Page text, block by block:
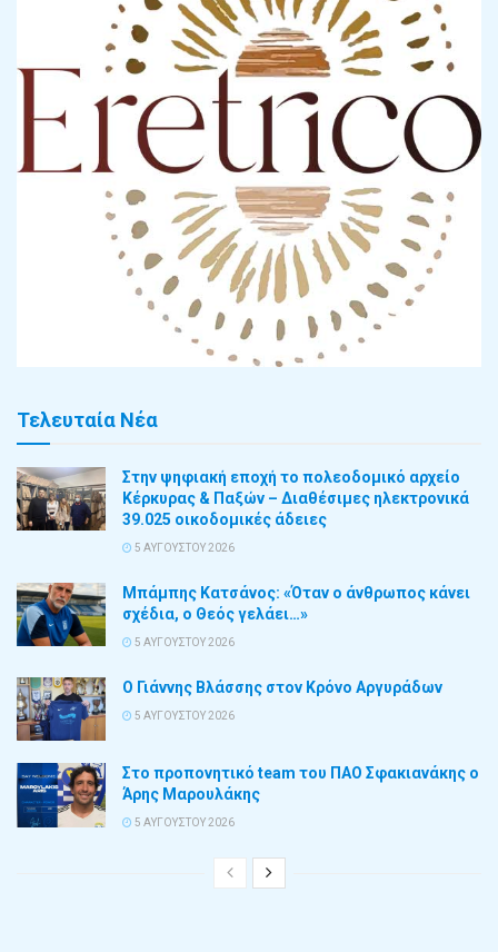
Τελευταία Νέα
Στην ψηφιακή εποχή το πολεοδομικό αρχείο
Κέρκυρας & Παξών – Διαθέσιμες ηλεκτρονικά
39.025 οικοδομικές άδειες
5 ΑΥΓΟΎΣΤΟΥ 2026
Μπάμπης Κατσάνος: «Όταν ο άνθρωπος κάνει
σχέδια, ο Θεός γελάει…»
5 ΑΥΓΟΎΣΤΟΥ 2026
Ο Γιάννης Βλάσσης στον Κρόνο Αργυράδων
5 ΑΥΓΟΎΣΤΟΥ 2026
Στο προπονητικό team του ΠΑΟ Σφακιανάκης ο
Άρης Μαρουλάκης
5 ΑΥΓΟΎΣΤΟΥ 2026